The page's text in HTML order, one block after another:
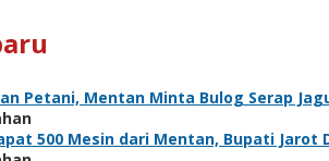
Petani, Mentan Minta Bulog Serap
500 Mesin dari Mentan, Bupati